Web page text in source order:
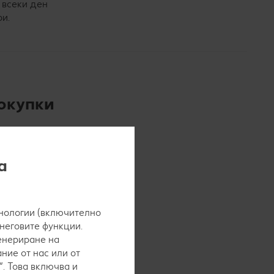
ден
добре
към
да се
(включително
функции.
на
от нас или от
Това включва и